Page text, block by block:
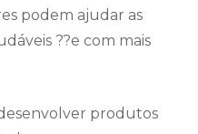
podem ajudar as
??e com mais
produtos